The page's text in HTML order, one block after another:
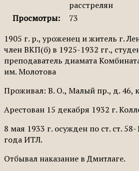
расстрелян
Просмотры:
73
1905 г. р., уроженец и житель г.
член ВКП(б) в 1925-1932 гг.,
преподаватель диамата
им. Молотова
Проживал: В. О., Малый пр., д. 46,
Арестован 15 декабря 1932 г.
8 мая 1933 г. осужден по ст. ст.
года ИТЛ.
Отбывал наказание в Дмитлаге.